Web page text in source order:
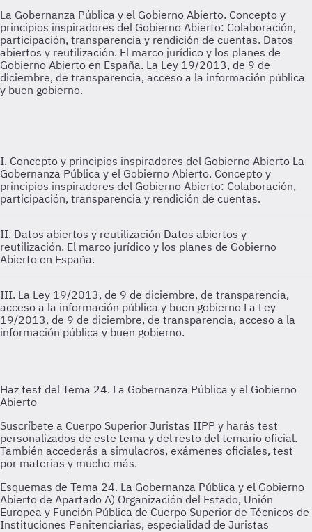
I. Concepto y principios inspiradores del Gobierno Abierto La
Gobernanza Pública y el Gobierno Abierto. Concepto y
principios inspiradores del Gobierno Abierto: Colaboración,
participación, transparencia y rendición de cuentas.
II. Datos abiertos y reutilización Datos abiertos y
reutilización. El marco jurídico y los planes de Gobierno
Abierto en España.
III. La Ley 19/2013, de 9 de diciembre, de transparencia,
acceso a la información pública y buen gobierno La Ley
19/2013, de 9 de diciembre, de transparencia, acceso a la
información pública y buen gobierno.
Esquemas de Tema 24. La Gobernanza Pública y el Gobierno
Abierto de Apartado A) Organización del Estado, Unión
Europea y Función Pública de Cuerpo Superior de Técnicos de
Instituciones Penitenciarias, especialidad de Juristas